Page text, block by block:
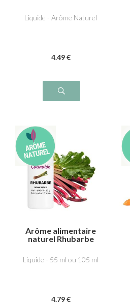
Liquide - Arôme Naturel
4.49 €
Arôme alimentaire
naturel Rhubarbe
Liquide - 55 ml ou 105 ml
4.79 €